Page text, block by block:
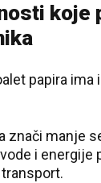
koje
papira ima
znači manje
i energije